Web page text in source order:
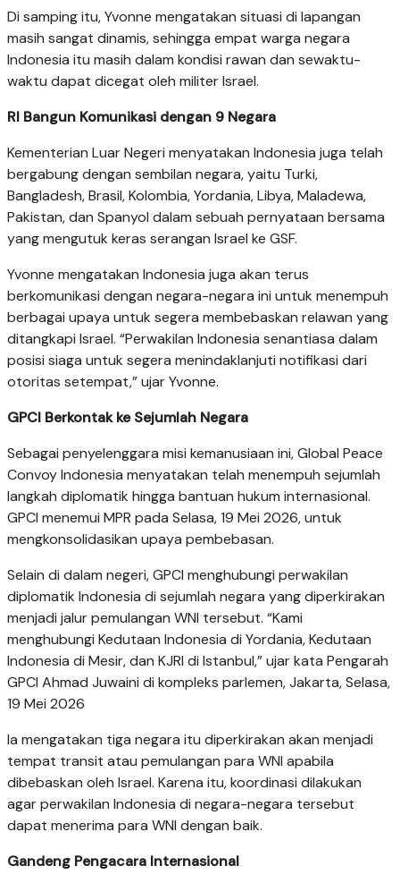
Di samping itu, Yvonne mengatakan situasi di lapangan
masih sangat dinamis, sehingga empat warga negara
Indonesia itu masih dalam kondisi rawan dan sewaktu-
waktu dapat dicegat oleh militer Israel.
RI Bangun Komunikasi dengan 9 Negara
Kementerian Luar Negeri menyatakan Indonesia juga telah
bergabung dengan sembilan negara, yaitu Turki,
Bangladesh, Brasil, Kolombia, Yordania, Libya, Maladewa,
Pakistan, dan Spanyol dalam sebuah pernyataan bersama
yang mengutuk keras serangan Israel ke GSF.
Yvonne mengatakan Indonesia juga akan terus
berkomunikasi dengan negara-negara ini untuk menempuh
berbagai upaya untuk segera membebaskan relawan yang
ditangkapi Israel. “Perwakilan Indonesia senantiasa dalam
posisi siaga untuk segera menindaklanjuti notifikasi dari
otoritas setempat,” ujar Yvonne.
GPCI Berkontak ke Sejumlah Negara
Sebagai penyelenggara misi kemanusiaan ini, Global Peace
Convoy Indonesia menyatakan telah menempuh sejumlah
langkah diplomatik hingga bantuan hukum internasional.
GPCI menemui MPR pada Selasa, 19 Mei 2026, untuk
mengkonsolidasikan upaya pembebasan.
Selain di dalam negeri, GPCI menghubungi perwakilan
diplomatik Indonesia di sejumlah negara yang diperkirakan
menjadi jalur pemulangan WNI tersebut. “Kami
menghubungi Kedutaan Indonesia di Yordania, Kedutaan
Indonesia di Mesir, dan KJRI di Istanbul,” ujar kata Pengarah
GPCI Ahmad Juwaini di kompleks parlemen, Jakarta, Selasa,
19 Mei 2026
Ia mengatakan tiga negara itu diperkirakan akan menjadi
tempat transit atau pemulangan para WNI apabila
dibebaskan oleh Israel. Karena itu, koordinasi dilakukan
agar perwakilan Indonesia di negara-negara tersebut
dapat menerima para WNI dengan baik.
Gandeng Pengacara Internasional